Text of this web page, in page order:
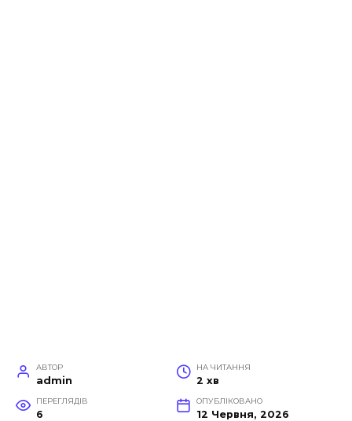
АВТОР
admin
НА ЧИТАННЯ
2 хв
ПЕРЕГЛЯДІВ
6
ОПУБЛІКОВАНО
12 Червня, 2026